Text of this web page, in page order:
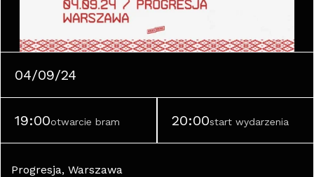
04/09/24
19:00otwarcie bram 20:00start wydarzenia
Progresja, Warszawa